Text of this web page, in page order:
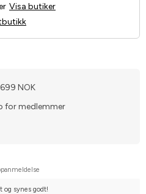
Visa butiker
NOK
for medlemmer
og synes godt!